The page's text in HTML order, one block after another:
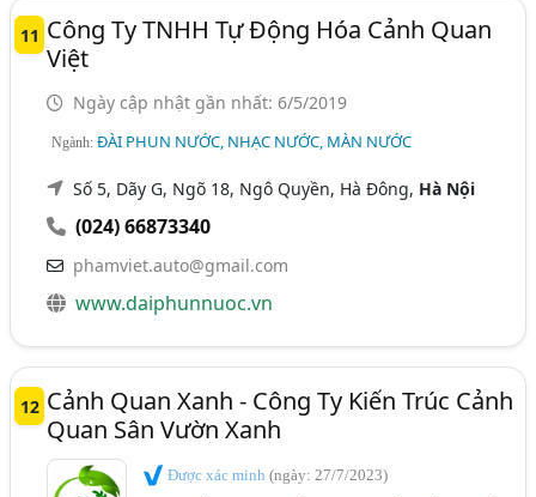
11 Công Ty TNHH Tự Động Hóa Cảnh Quan
Việt
Ngày cập nhật gần nhất: 6/5/2019
Ngành:ĐÀI PHUN NƯỚC, NHẠC NƯỚC, MÀN NƯỚC
Số 5, Dãy G, Ngõ 18, Ngô Quyền, Hà Đông, Hà Nội
(024) 66873340
phamviet.auto@gmail.com
www.daiphunnuoc.vn
12 Cảnh Quan Xanh - Công Ty Kiến Trúc Cảnh
Quan Sân Vườn Xanh
Được xác minh(ngày: 27/7/2023)